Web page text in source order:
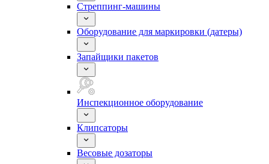
Стреппинг-машины
Оборудование для маркировки (датеры)
Запайщики пакетов
Инспекционное оборудование
Клипсаторы
Весовые дозаторы